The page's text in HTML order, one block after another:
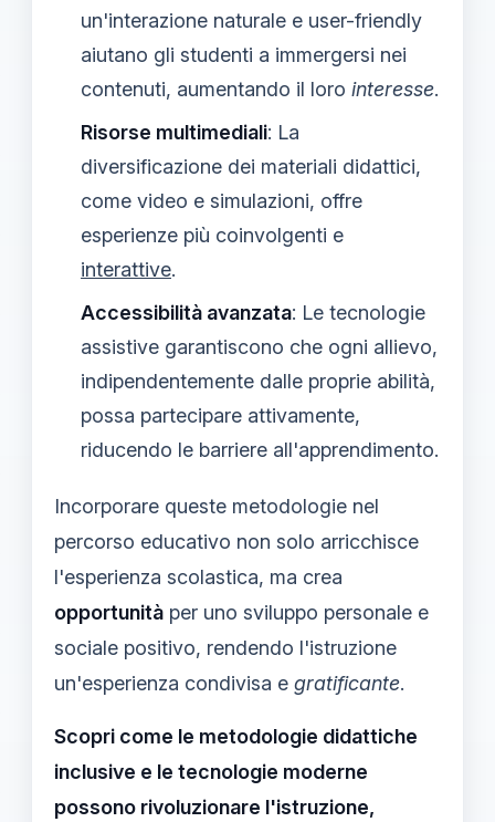
un'interazione naturale e user-friendly
aiutano gli studenti a immergersi nei
contenuti, aumentando il loro interesse.
Risorse multimediali: La
diversificazione dei materiali didattici,
come video e simulazioni, offre
esperienze più coinvolgenti e
interattive.
Accessibilità avanzata: Le tecnologie
assistive garantiscono che ogni allievo,
indipendentemente dalle proprie abilità,
possa partecipare attivamente,
riducendo le barriere all'apprendimento.
Incorporare queste metodologie nel
percorso educativo non solo arricchisce
l'esperienza scolastica, ma crea
opportunità per uno sviluppo personale e
sociale positivo, rendendo l'istruzione
un'esperienza condivisa e gratificante.
Scopri come le metodologie didattiche
inclusive e le tecnologie moderne
possono rivoluzionare l'istruzione,